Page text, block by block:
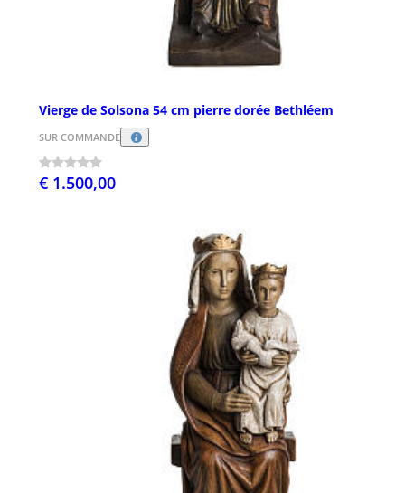
Vierge de Solsona 54 cm pierre dorée Bethléem
SUR COMMANDE
€ 1.500,00